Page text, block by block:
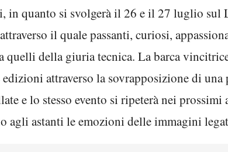
in quanto si svolgerà il 26 e il 27 luglio sul
il quale passanti, curiosi,
quelli della giuria tecnica. La barca
edizioni attraverso la sovrapposizione di
e lo stesso evento si ripeterà nei
agli astanti le emozioni delle immagini